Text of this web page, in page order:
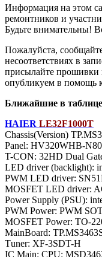
Информация на этом
ремонтников и
Будьте внимательны!
Пожалуйста,
несоответствиях в
присылайте прошивки
опубликуем в помощь
Ближайшие в
HAIER LE32F1000T
Chassis(Version)
Panel: HV320WHB-
T-CON: 32HD Dual
LED driver (backlight):
PWM LED driver:
MOSFET LED driver:
Power Supply (PSU):
PWM Power: PWM
MOSFET Power: TO-
MainBoard:
Тuner: XF-3SDT-H
IC Main: CPU: